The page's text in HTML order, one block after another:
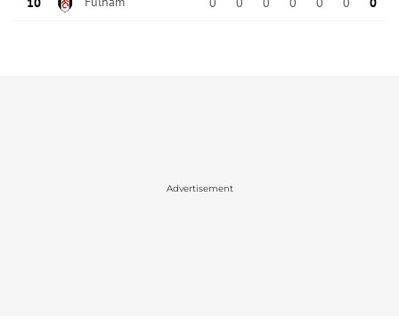
Advertisement